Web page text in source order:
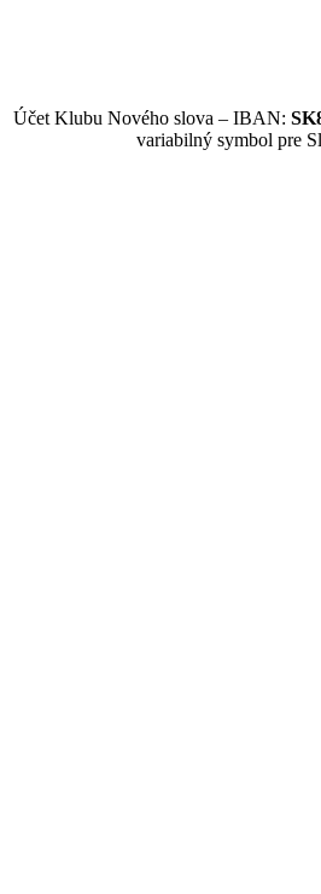
Účet Klubu Nového slova – IBAN:
variabilný symbol pre